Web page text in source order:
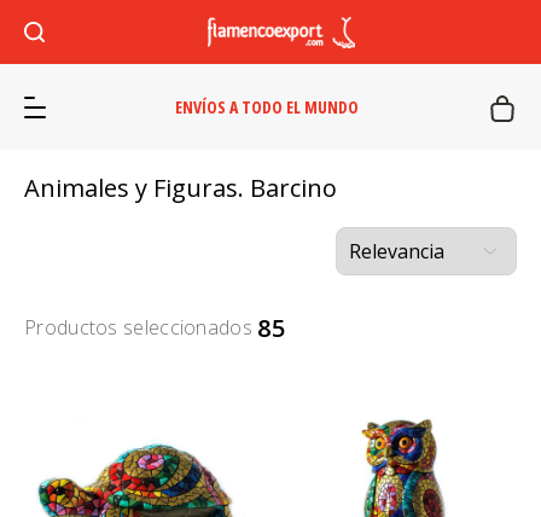
ENVÍOS A TODO EL MUNDO
Animales y Figuras. Barcino
Productos seleccionados 85